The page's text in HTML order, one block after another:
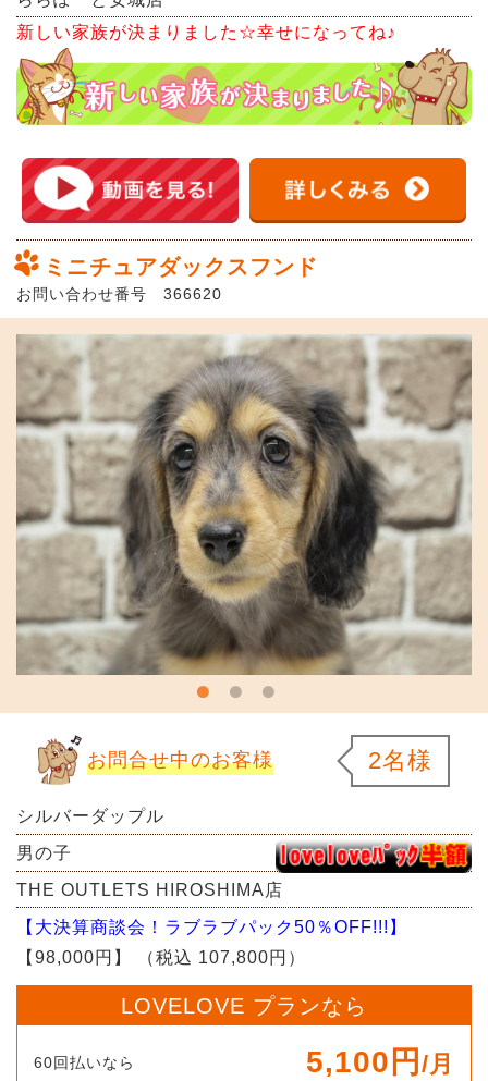
新しい家族が決まりました☆幸せになってね♪
ミニチュアダックスフンド
お問い合わせ番号 366620
お問合せ中のお客様 2名様
シルバーダップル
男の子
THE OUTLETS HIROSHIMA店
【大決算商談会！ラブラブパック50％OFF!!!】
【98,000円】
（税込 107,800円）
LOVELOVE プランなら
60回払いなら 5,100円 /月